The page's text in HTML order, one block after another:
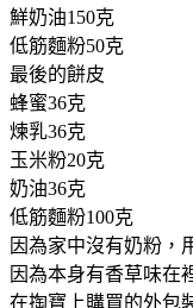
鮮奶油150克
低筋麵粉50克
最後的餅皮
蜂蜜36克
煉乳36克
玉米粉20克
奶油36克
低筋麵粉100克
因為家中沒有奶粉，
因為本身有香草味在
在掏寶上購買的外包